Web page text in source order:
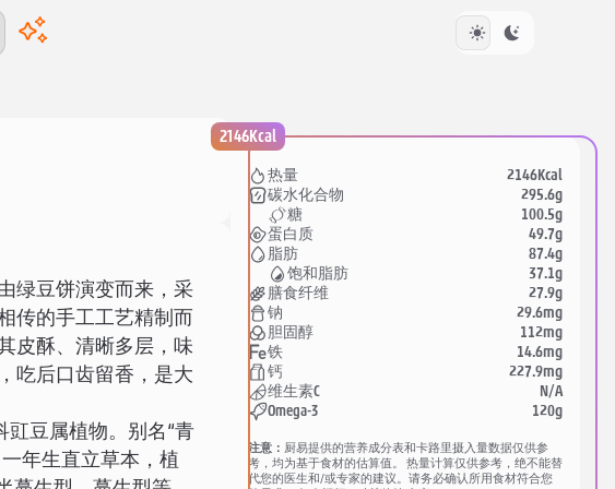
绿豆饼演变而来，采
传的手工工艺精制而
皮酥、清晰多层，味
吃后口齿留香，是大
豇豆属植物。别名“青
一年生直立草本，植
2146Kcal
热量 2146Kcal
碳水化合物 295.6g
糖 100.5g
蛋白质 49.7g
脂肪 87.4g
饱和脂肪 37.1g
膳食纤维 27.9g
钠 29.6mg
胆固醇 112mg
铁 14.6mg
钙 227.9mg
维生素C N/A
Omega-3 120g
注意： 厨易提供的营养成分表和卡路里摄入量数据仅供参
考，均为基于食材的估算值。 热量计算仅供参考，绝不能替
代您的医生和/或专家的建议。请务必确认所用食材符合您